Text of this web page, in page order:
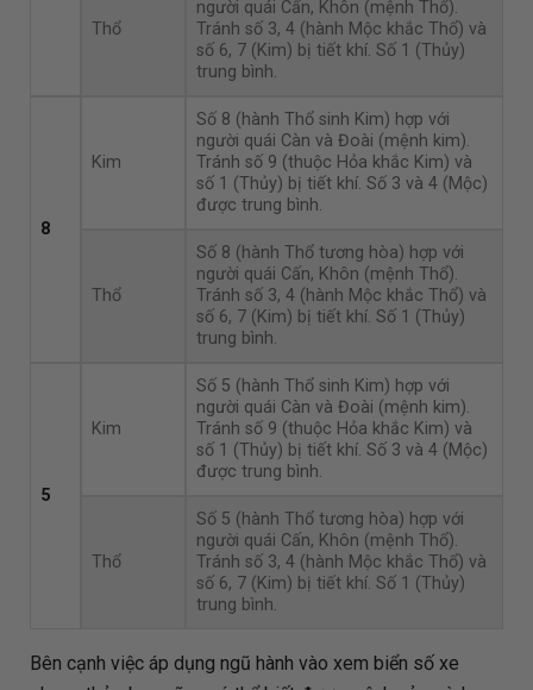
Thổ
người quái Cấn, Khôn (mệnh Thổ).
Tránh số 3, 4 (hành Mộc khắc Thổ) và
số 6, 7 (Kim) bị tiết khí. Số 1 (Thủy)
trung bình.
8
Kim
Số 8 (hành Thổ sinh Kim) hợp với
người quái Càn và Đoài (mệnh kim).
Tránh số 9 (thuộc Hỏa khắc Kim) và
số 1 (Thủy) bị tiết khí. Số 3 và 4 (Mộc)
được trung bình.
Thổ
Số 8 (hành Thổ tương hòa) hợp với
người quái Cấn, Khôn (mệnh Thổ).
Tránh số 3, 4 (hành Mộc khắc Thổ) và
số 6, 7 (Kim) bị tiết khí. Số 1 (Thủy)
trung bình.
5
Kim
Số 5 (hành Thổ sinh Kim) hợp với
người quái Càn và Đoài (mệnh kim).
Tránh số 9 (thuộc Hỏa khắc Kim) và
số 1 (Thủy) bị tiết khí. Số 3 và 4 (Mộc)
được trung bình.
Thổ
Số 5 (hành Thổ tương hòa) hợp với
người quái Cấn, Khôn (mệnh Thổ).
Tránh số 3, 4 (hành Mộc khắc Thổ) và
số 6, 7 (Kim) bị tiết khí. Số 1 (Thủy)
trung bình.
Bên cạnh việc áp dụng ngũ hành vào xem biển số xe